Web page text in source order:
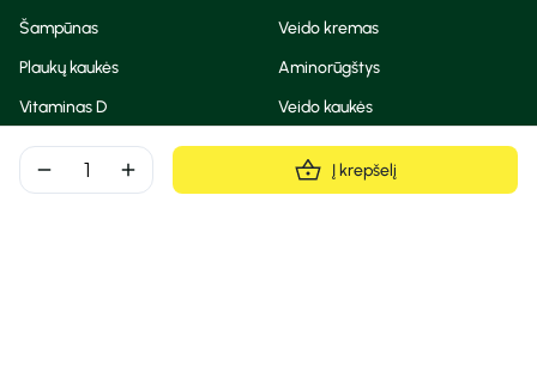
remove add Į krepšelį
Šampūnas
Veido kremas
Plaukų kaukės
Aminorūgštys
Vitaminas D
Veido kaukės
Korėjietiška kosmetika
Eteriniai aliejai
Dezodorantas
BB ir CC kremas